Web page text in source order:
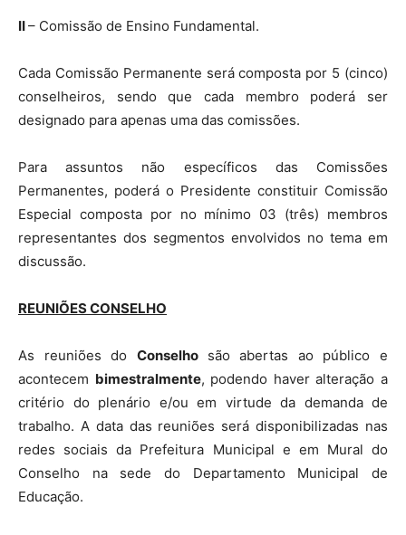
II– Comissão de Ensino Fundamental.
Cada Comissão Permanente será composta por 5 (cinco)
conselheiros, sendo que cada membro poderá ser
designado para apenas uma das comissões.
Para assuntos não específicos das Comissões
Permanentes, poderá o Presidente constituir Comissão
Especial composta por no mínimo 03 (três) membros
representantes dos segmentos envolvidos no tema em
discussão.
REUNIÕES CONSELHO
As reuniões do Conselho são abertas ao público e
acontecem bimestralmente, podendo haver alteração a
critério do plenário e/ou em virtude da demanda de
trabalho. A data das reuniões será disponibilizadas nas
redes sociais da Prefeitura Municipal e em Mural do
Conselho na sede do Departamento Municipal de
Educação.